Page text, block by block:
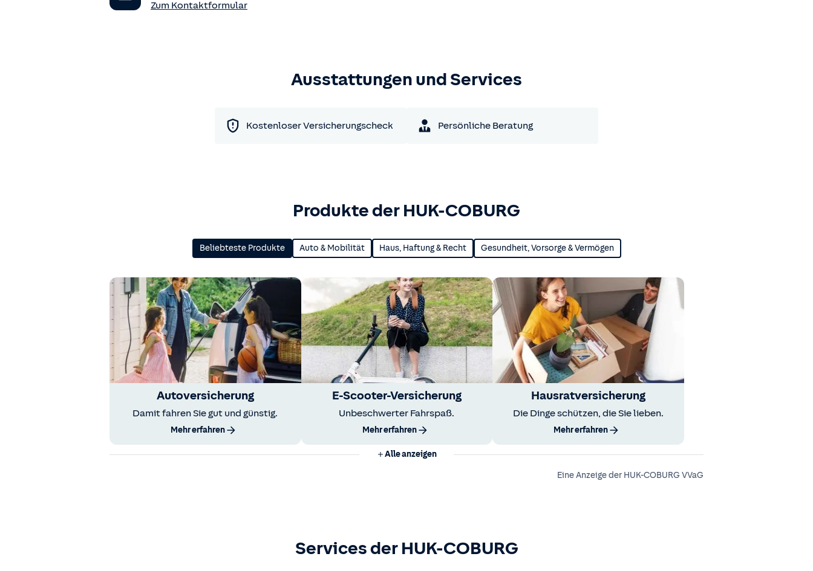
Zum Kontaktformular
Ausstattungen und Services
Kostenloser Versicherungscheck Persönliche Beratung
Produkte der HUK-COBURG
Beliebteste Produkte Auto & Mobilität Haus, Haftung & Recht Gesundheit, Vorsorge & Vermögen
Autoversicherung
Damit fahren Sie gut und günstig.
Mehr erfahren
E-Scooter-Versicherung
Unbeschwerter Fahrspaß.
Mehr erfahren
Hausratversicherung
Die Dinge schützen, die Sie lieben.
Mehr erfahren
Alle anzeigen
Eine Anzeige der HUK-COBURG VVaG
Services der HUK-COBURG